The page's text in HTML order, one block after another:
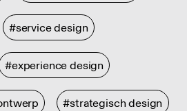
#service design
#experience design
#strategisch design